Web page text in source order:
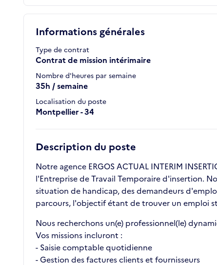
Informations générales
Type de contrat
Contrat de mission intérimaire
Nombre d'heures par semaine
35h / semaine
Localisation du poste
Montpellier - 34
Description du poste
Notre agence ERGOS ACTUAL INTERIM
l'Entreprise de Travail Temporaire d'insertion.
situation de handicap, des demandeurs
parcours, l'objectif étant de trouver un emploi
Nous recherchons un(e) professionnel(le)
Vos missions incluront :
- Saisie comptable quotidienne
- Gestion des factures clients et fournisseurs